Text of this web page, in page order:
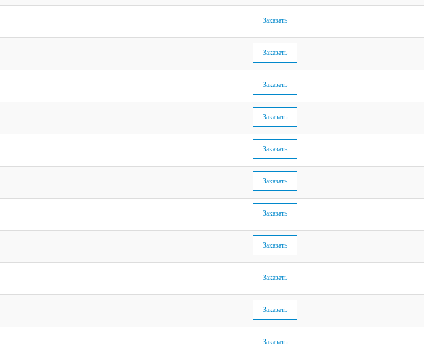
Заказать
Заказать
Заказать
Заказать
Заказать
Заказать
Заказать
Заказать
Заказать
Заказать
Заказать